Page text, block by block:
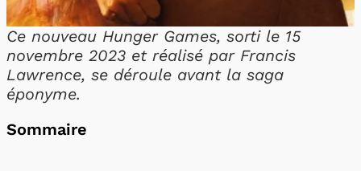
Ce nouveau Hunger Games, sorti le 15
novembre 2023 et réalisé par Francis
Lawrence, se déroule avant la saga
éponyme.
Sommaire